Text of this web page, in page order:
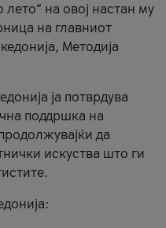
на овој настан му
на главниот
Методија
ја потврдува
поддршка на
да
искуства што ги